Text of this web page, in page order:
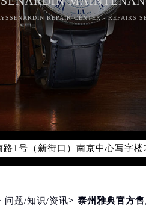
REPAIR CENTER - REPAIRS
方售后客户服务热线：400-606-
务热线400-606-8509，服务覆
务中心最新网点地址：
外大街甲6号华熙国际中心写字
1号东方广场写字楼W3座6层
号天津国际金融中心写字楼
3号港汇中心写字楼2座37层3705
路299号宏伊国际广场写字楼8层
1号（新街口）南京中心写字楼
号现代传媒中心写字楼5号
号星耀天地写字楼1号楼18层
问题/知识/资讯> 泰州雅典官方